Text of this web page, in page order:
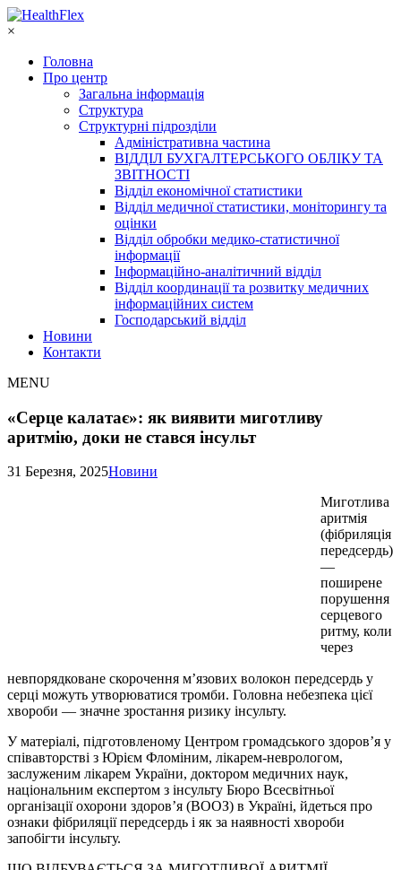
×
Головна
Про центр
Загальна інформація
Структура
Структурні підрозділи
Адміністративна частина
ВІДДІЛ БУХГАЛТЕРСЬКОГО ОБЛІКУ ТА
ЗВІТНОСТІ
Відділ економічної статистики
Відділ медичної статистики, моніторингу та
оцінки
Відділ обробки медико-статистичної
інформації
Інформаційно-аналітичний відділ
Відділ координації та розвитку медичних
інформаційних систем
Господарський відділ
Новини
Контакти
MENU
«Серце калатає»: як виявити миготливу
аритмію, доки не стався інсульт
31 Березня, 2025Новини
Миготлива
аритмія
(фібриляція
передсердь)
—
поширене
порушення
серцевого
ритму, коли
через
невпорядковане скорочення м’язових волокон передсердь у
серці можуть утворюватися тромби. Головна небезпека цієї
хвороби — значне зростання ризику інсульту.
У матеріалі, підготовленому Центром громадського здоров’я у
співавторстві з Юрієм Фломіним, лікарем-неврологом,
заслуженим лікарем України, доктором медичних наук,
національним експертом з інсульту Бюро Всесвітньої
організації охорони здоров’я (ВООЗ) в Україні, йдеться про
ознаки фібриляції передсердь і як за наявності хвороби
запобігти інсульту.